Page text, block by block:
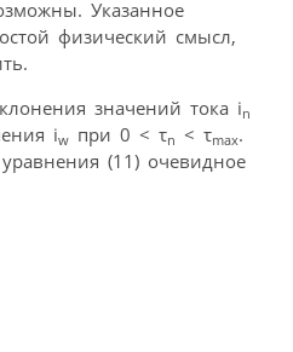
Указанное
физический смысл,
значений тока in
iw при 0 < τn < τmax.
(11) очевидное